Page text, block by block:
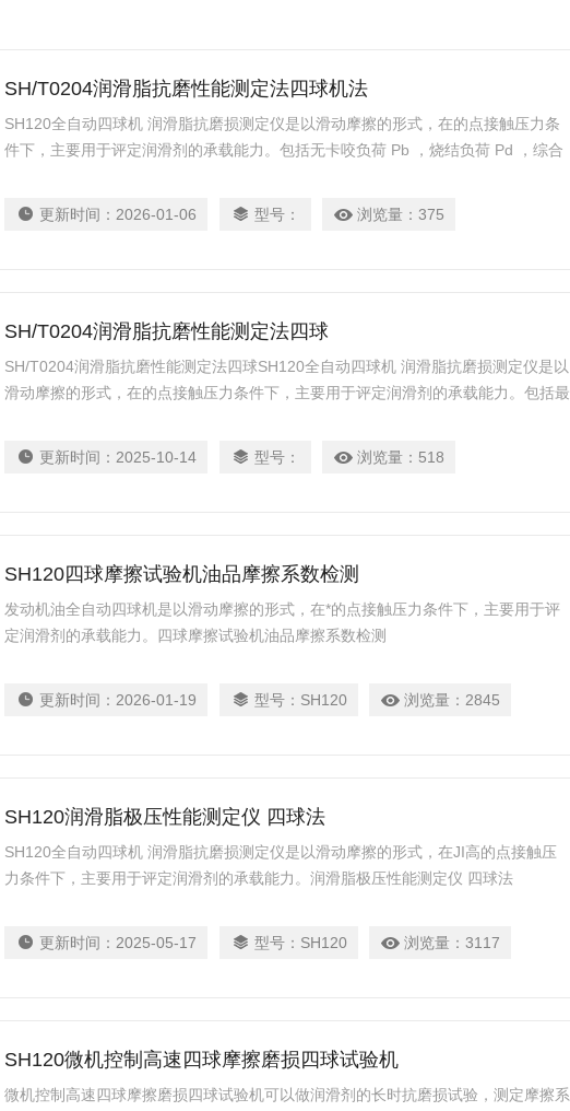
SH/T0204润滑脂抗磨性能测定法四球机法
SH120全自动四球机 润滑脂抗磨损测定仪是以滑动摩擦的形式，在的点接触压力条
件下，主要用于评定润滑剂的承载能力。包括无卡咬负荷 Pb ，烧结负荷 Pd ，综合
更新时间： 2026-01-06 型号： 浏览量： 375
SH/T0204润滑脂抗磨性能测定法四球
SH/T0204润滑脂抗磨性能测定法四球SH120全自动四球机 润滑脂抗磨损测定仪是以
滑动摩擦的形式，在的点接触压力条件下，主要用于评定润滑剂的承载能力。包括最
更新时间： 2025-10-14 型号： 浏览量： 518
SH120四球摩擦试验机油品摩擦系数检测
发动机油全自动四球机是以滑动摩擦的形式，在*的点接触压力条件下，主要用于评
定润滑剂的承载能力。四球摩擦试验机油品摩擦系数检测
更新时间： 2026-01-19 型号： SH120 浏览量： 2845
SH120润滑脂极压性能测定仪 四球法
SH120全自动四球机 润滑脂抗磨损测定仪是以滑动摩擦的形式，在JI高的点接触压
力条件下，主要用于评定润滑剂的承载能力。润滑脂极压性能测定仪 四球法
更新时间： 2025-05-17 型号： SH120 浏览量： 3117
SH120微机控制高速四球摩擦磨损四球试验机
微机控制高速四球摩擦磨损四球试验机可以做润滑剂的长时抗磨损试验，测定摩擦系